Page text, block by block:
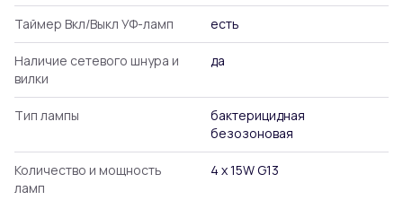
Таймер Вкл/Выкл УФ-ламп есть
Наличие сетевого шнура и
вилки
да
Тип лампы
бактерицидная
безозоновая
Количество и мощность
ламп
4 х 15W G13